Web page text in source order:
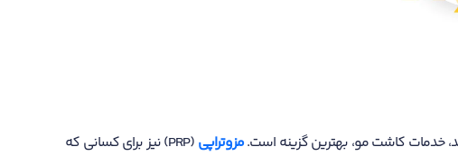
خدمات کاشت مو، بهترین گزینه است.مزوتراپی
(PRP) نیز برای کسانی که